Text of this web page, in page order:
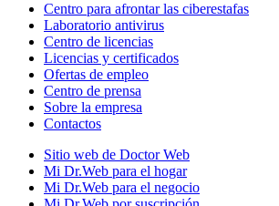
Centro para afrontar las ciberestafas
Laboratorio antivirus
Centro de licencias
Licencias y certificados
Ofertas de empleo
Centro de prensa
Sobre la empresa
Contactos
Sitio web de Doctor Web
Mi Dr.Web para el hogar
Mi Dr.Web para el negocio